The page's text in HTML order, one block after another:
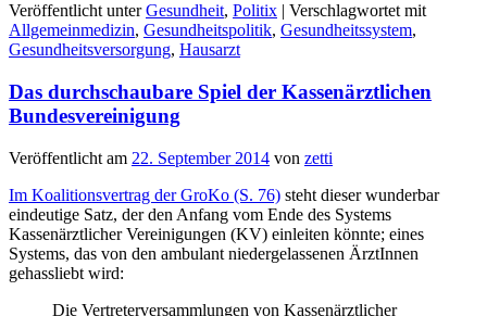
Veröffentlicht unter Gesundheit, Politix | Verschlagwortet mit
Allgemeinmedizin, Gesundheitspolitik, Gesundheitssystem,
Gesundheitsversorgung, Hausarzt
Das durchschaubare Spiel der Kassenärztlichen
Bundesvereinigung
Veröffentlicht am 22. September 2014 von zetti
Im Koalitionsvertrag der GroKo (S. 76) steht dieser wunderbar
eindeutige Satz, der den Anfang vom Ende des Systems
Kassenärztlicher Vereinigungen (KV) einleiten könnte; eines
Systems, das von den ambulant niedergelassenen ÄrztInnen
gehassliebt wird:
Die Vertreterversammlungen von Kassenärztlicher